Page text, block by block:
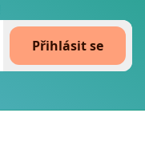
Přihlásit se